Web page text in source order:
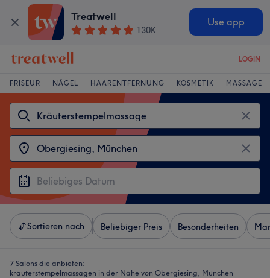
Treatwell
130K
Use app
LOGIN
FRISEUR NÄGEL HAARENTFERNUNG KOSMETIK MASSAGE
Sortieren nach Beliebiger Preis Besonderheiten
7 Salons die anbieten:
kräuterstempelmassagen in der Nähe von Obergiesing, München